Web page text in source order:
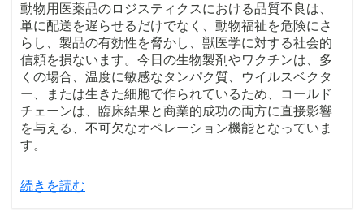
動物用医薬品のロジスティクスにおける品質不良は、
単に配送を遅らせるだけでなく、動物福祉を危険にさ
らし、製品の有効性を脅かし、獣医学に対する社会的
信頼を損ないます。今日の生物製剤やワクチンは、多
くの場合、温度に敏感なタンパク質、ウイルスベクタ
ー、または生きた細胞で作られているため、コールド
チェーンは、臨床結果と商業的成功の両方に直接影響
を与える、不可欠なオペレーション機能となっていま
す。
続きを読む